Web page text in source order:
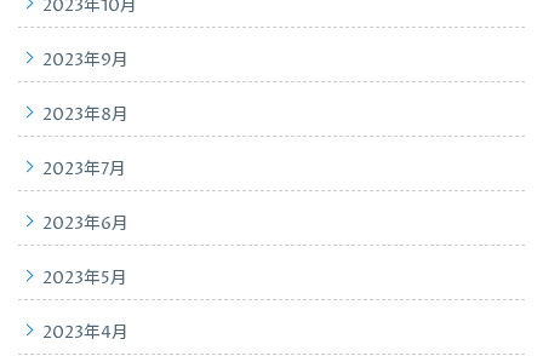
2023年10月
2023年9月
2023年8月
2023年7月
2023年6月
2023年5月
2023年4月